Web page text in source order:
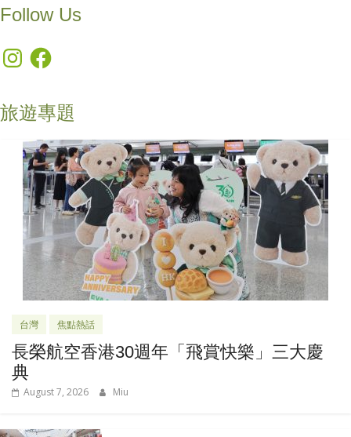
Follow Us
InstagramFacebook
旅遊專題
台灣 焦點熱話
長榮航空香港30週年「飛賞快樂」三大慶
典
August 7, 2026 Miu